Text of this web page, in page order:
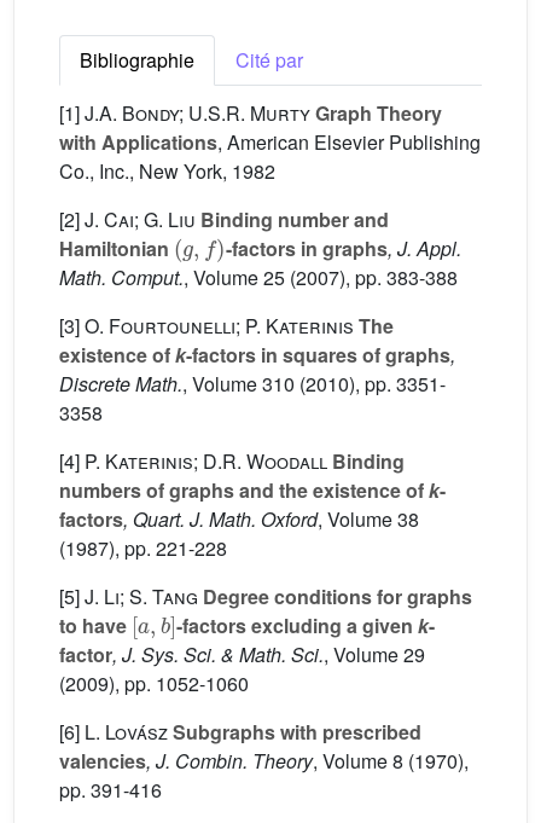
Bibliographie
Cité par
[1]J.A. Bondy; U.S.R. MurtyGraph Theory
with Applications, American Elsevier Publishing
Co., Inc., New York, 1982
[2]J. Cai; G. Liu Binding number and
Hamiltonian
(g f)
-factors in graphs, J. Appl.
Math. Comput., Volume 25 (2007), pp. 383-388
[3]O. Fourtounelli; P. Katerinis The
existence ofk-factors in squares of graphs,
Discrete Math., Volume 310 (2010), pp. 3351-
3358
[4] P. Katerinis; D.R. Woodall Binding
numbers of graphs and the existence ofk-
factors, Quart. J. Math. Oxford, Volume 38
(1987), pp. 221-228
[5]J. Li; S. Tang Degree conditions for graphs
to have
[a ,b]
-factors excluding a givenk-
factor, J. Sys. Sci. & Math. Sci., Volume 29
(2009), pp. 1052-1060
[6] L. LovászSubgraphs with prescribed
valencies, J. Combin. Theory, Volume 8 (1970),
pp. 391-416